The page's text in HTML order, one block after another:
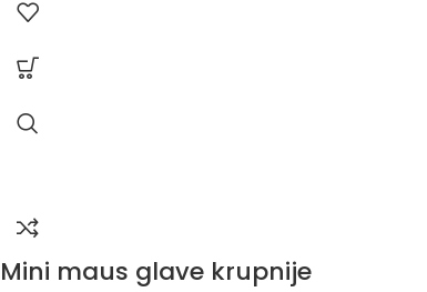
Mini maus glave krupnije